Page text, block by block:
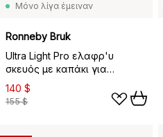
Μόνο λίγα έμειναν
Ronneby Bruk
Ultra Light Pro ελαφρ'υ
σκευός με καπάκι για
μαγείρεμα από μαντέμι, 4 L
140 $
155 $